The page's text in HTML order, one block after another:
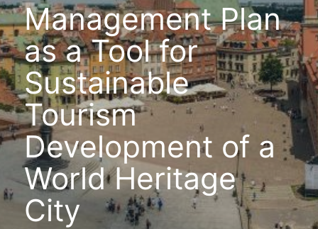
Management Plan
as a Tool for
Sustainable
Tourism
Development of a
World Heritage
City